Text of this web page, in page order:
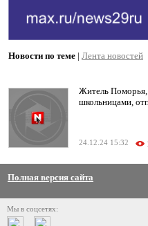
Новости по теме | Лента новостей
Житель
школьницами,
24.12.24 15:32
Полная версия сайта
Мы в соцсетях: